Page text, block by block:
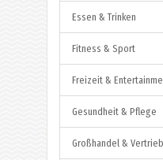
Essen & Trinken
Fitness & Sport
Freizeit &
Gesundheit & Pflege
Großhandel & Vertrieb